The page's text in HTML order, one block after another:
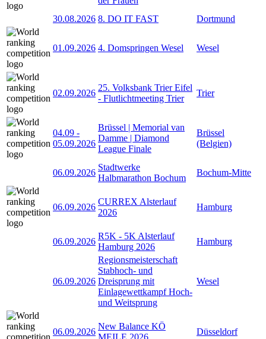
30.08.2026 8. DO IT FAST Dortmund
01.09.2026 4. Domspringen Wesel Wesel
02.09.2026
25. Volksbank Trier Eifel
- Flutlichtmeeting Trier
Trier
04.09 -
05.09.2026
Brüssel | Memorial van
Damme | Diamond
League Finale
Brüssel
(Belgien)
06.09.2026
Stadtwerke
Halbmarathon Bochum
Bochum-Mitte
06.09.2026
CURREX Alsterlauf
2026
Hamburg
06.09.2026
R5K - 5K Alsterlauf
Hamburg 2026
Hamburg
06.09.2026
Regionsmeisterschaft
Stabhoch- und
Dreisprung mit
Einlagewettkampf Hoch-
und Weitsprung
Wesel
06.09.2026
New Balance KÖ
MEILE 2026
Düsseldorf